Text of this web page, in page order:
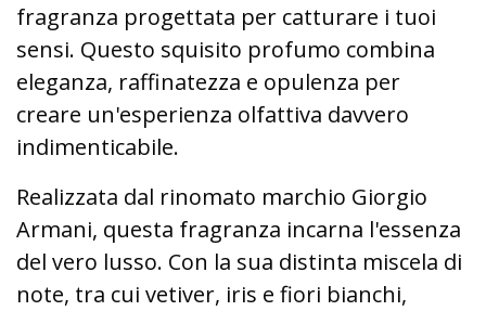
fragranza progettata per catturare i tuoi
sensi. Questo squisito profumo combina
eleganza, raffinatezza e opulenza per
creare un'esperienza olfattiva davvero
indimenticabile.
Realizzata dal rinomato marchio Giorgio
Armani, questa fragranza incarna l'essenza
del vero lusso. Con la sua distinta miscela di
note, tra cui vetiver, iris e fiori bianchi,